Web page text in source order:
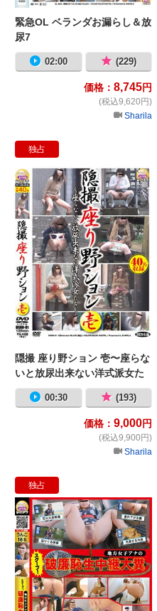
緊急OL ベランダお漏らし＆放
尿7
02:00 (229)
価格： 8,745円
(税込9,620円)
Sharila
独占
隠撮 座り野ション 壱〜座らな
いと放尿出来ない洋式派女た
ち〜
00:30 (193)
価格： 9,000円
(税込9,900円)
Sharila
独占